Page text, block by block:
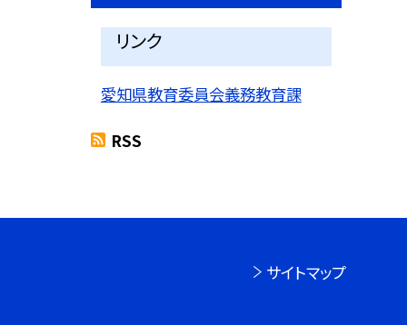
リンク
愛知県教育委員会義務教育課
RSS
サイトマップ